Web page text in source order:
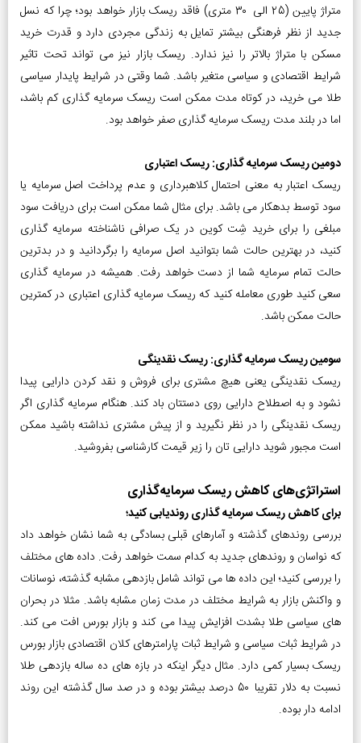
متراژ پایین (25 الی 30 متری) فاقد ریسک بازار خواهد بود؛ چرا که نسل
جدید از نظر فرهنگی بیشتر تمایل به زندگی مجردی دارد و قدرت خرید
مسکن با متراژ بالاتر را نیز ندارد. ریسک بازار نیز می تواند تحت تاثیر
شرایط اقتصادی و سیاسی متغیر باشد. شما وقتی در شرایط پایدار سیاسی
طلا می خرید، در کوتاه مدت ممکن است ریسک سرمایه گذاری کم باشد،
اما در بلند مدت ریسک سرمایه گذاری صفر خواهد بود.
دومین ریسک سرمایه گذاری: ریسک اعتباری
ریسک اعتبار به معنی احتمال کلاهبرداری و عدم پرداخت اصل سرمایه یا
سود توسط بدهکار می باشد. برای مثال شما ممکن است برای دریافت سود
مبلغی را برای خرید شِت کوین در یک صرافی ناشناخته سرمایه گذاری
کنید، در بهترین حالت شما بتوانید اصل سرمایه را برگردانید و در بدترین
حالت تمام سرمایه شما از دست خواهد رفت. همیشه در سرمایه گذاری
سعی کنید طوری معامله کنید که ریسک سرمایه گذاری اعتباری در کمترین
حالت ممکن باشد.
سومین ریسک سرمایه گذاری: ریسک نقدینگی
ریسک نقدینگی یعنی هیچ مشتری برای فروش و نقد کردن دارایی پیدا
نشود و به اصطلاح دارایی روی دستتان باد کند. هنگام سرمایه گذاری اگر
ریسک نقدینگی را در نظر نگیرید و از پیش مشتری نداشته باشید ممکن
است مجبور شوید دارایی تان را زیر قیمت کارشناسی بفروشید.
استراتژی‌های کاهش ریسک سرمایه‌گذاری
برای کاهش ریسک سرمایه گذاری روندیابی کنید؛
بررسی روندهای گذشته و آمارهای قبلی بسادگی به شما نشان خواهد داد
که نواسان و روندهای جدید به کدام سمت خواهد رفت. داده های مختلف
را بررسی کنید؛ این داده ها می تواند شامل بازدهی مشابه گذشته، نوسانات
و واکنش بازار به شرایط مختلف در مدت زمان مشابه باشد. مثلا در بحران
های سیاسی طلا بشدت افزایش پیدا می کند و بازار بورس افت می کند.
در شرایط ثبات سیاسی و شرایط ثبات پارامترهای کلان اقتصادی بازار بورس
ریسک بسیار کمی دارد. مثال دیگر اینکه در بازه های ده ساله بازدهی طلا
نسبت به دلار تقریبا 50 درصد بیشتر بوده و در صد سال گذشته این روند
ادامه دار بوده.